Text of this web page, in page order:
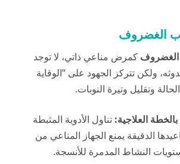
الغضروف
الغضروف كمرض مناعي ذاتي، لا توجد
ولكن تتركز الجهود على “الوقاية
وتقليل وتيرة النوبات.
بالخطة العلاجية: تناول الأدوية المثبطة
الدقيقة يمنع الجهاز المناعي من
النشاط المدمرة للأنسجة.